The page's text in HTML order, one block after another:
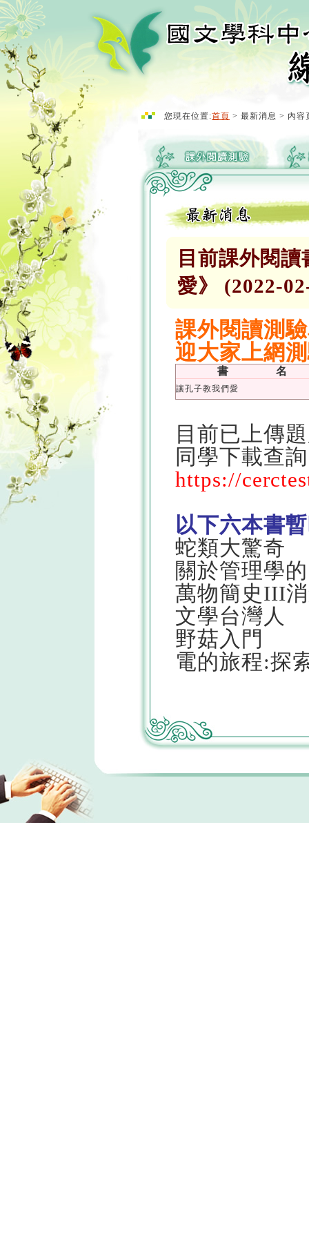
您現在位置:首頁 > 最新消息 > 內容
目前課外閱
愛》 (2022-
課外閱讀測
迎大家上網
書 名
讓孔子教我們愛
目前已上傳
同學下載查
https://
以下六本書
蛇類大驚奇
關於管理學
萬物簡史III
文學台灣人
野菇入門
電的旅程:探